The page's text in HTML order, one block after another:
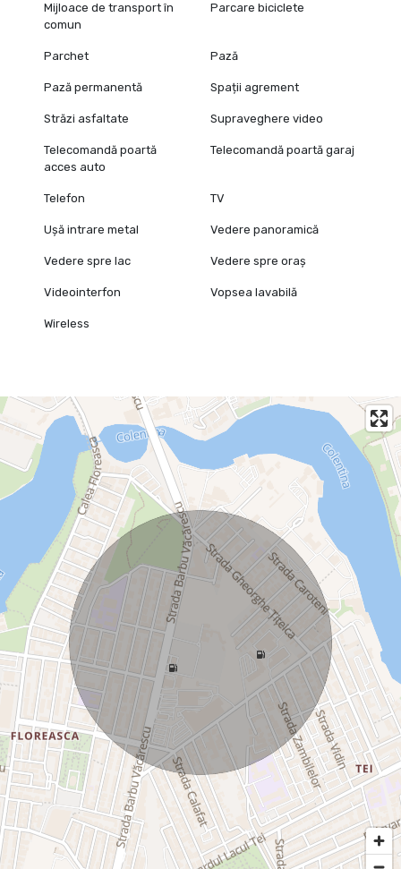
Mijloace de transport în
comun
Parcare biciclete
Parchet Pază
Pază permanentă Spații agrement
Străzi asfaltate Supraveghere video
Telecomandă poartă
acces auto
Telecomandă poartă garaj
Telefon TV
Ușă intrare metal Vedere panoramică
Vedere spre lac Vedere spre oraș
Videointerfon Vopsea lavabilă
Wireless